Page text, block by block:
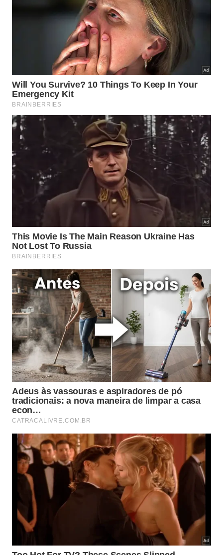
O peixe-lua tem uma anatomia que parece desafiar a ideia
comum de peixe. -Imagem gerada por IA
O que os cientistas podem aprender
com esse encalhe?
Um encalhe como esse fornece informações que
seriam difíceis de obter com o animal vivo no
oceano. A análise do corpo permite observar idade
aproximada, estado nutricional, possíveis sinais de
contaminação e presença de resíduos no sistema
digestivo.
Essas informações ajudam a montar um retrato mais
claro do ambiente marinho:
Conteúdo estomacal pode indicar quais presas
estavam disponíveis na região.
Parasitas ajudam a entender interações com
outros organismos do oceano.
Marcas no corpo podem revelar colisões, redes
ou outros impactos humanos.
Dados biométricos alimentam registros sobre
crescimento e distribuição da espécie.
Por que esse encontro reforça a
importância de proteger os mares?
A aparição de um peixe-lua gigante na areia
transforma um fenômeno biológico em alerta
ambiental. Animais desse porte dependem de